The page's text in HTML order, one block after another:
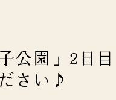
公園」2日
さい♪